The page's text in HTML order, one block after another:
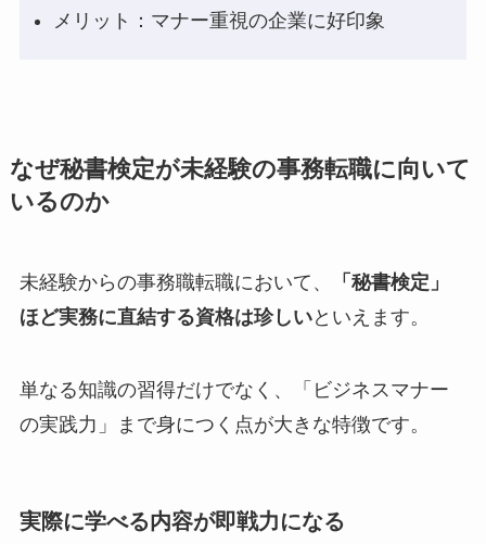
メリット：マナー重視の企業に好印象
なぜ秘書検定が未経験の事務転職に向いて
いるのか
未経験からの事務職転職において、
「秘書検定」
ほど実務に直結する資格は珍しいといえます。
単なる知識の習得だけでなく、「ビジネスマナー
の実践力」まで身につく点が大きな特徴です。
実際に学べる内容が即戦力になる